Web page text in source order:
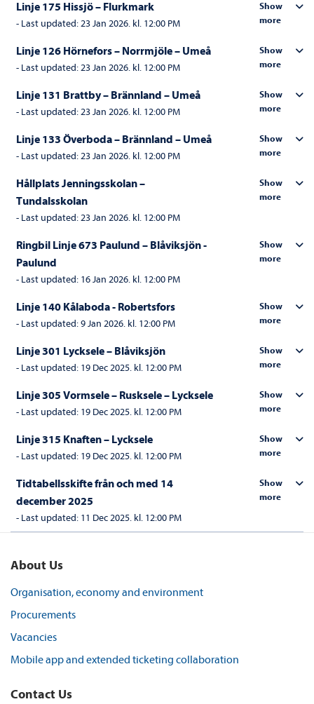
Linje 175 Hissjö – Flurkmark
- Last updated:23 Jan 2026. kl. 12:00 PM
Show
more
Linje 126 Hörnefors – Norrmjöle – Umeå
- Last updated:23 Jan 2026. kl. 12:00 PM
Show
more
Linje 131 Brattby – Brännland – Umeå
- Last updated:23 Jan 2026. kl. 12:00 PM
Show
more
Linje 133 Överboda – Brännland – Umeå
- Last updated:23 Jan 2026. kl. 12:00 PM
Show
more
Hållplats Jenningsskolan –
Tundalsskolan
- Last updated:23 Jan 2026. kl. 12:00 PM
Show
more
Ringbil Linje 673 Paulund – Blåviksjön -
Paulund
- Last updated: 16 Jan 2026. kl. 12:00 PM
Show
more
Linje 140 Kålaboda - Robertsfors
- Last updated:9 Jan 2026. kl. 12:00 PM
Show
more
Linje 301 Lycksele – Blåviksjön
- Last updated: 19 Dec 2025. kl. 12:00 PM
Show
more
Linje 305 Vormsele – Rusksele – Lycksele
- Last updated: 19 Dec 2025. kl. 12:00 PM
Show
more
Linje 315 Knaften – Lycksele
- Last updated: 19 Dec 2025. kl. 12:00 PM
Show
more
Tidtabellsskifte från och med 14
december 2025
- Last updated: 11 Dec 2025. kl. 12:00 PM
Show
more
About Us
Organisation, economy and environment
Procurements
Vacancies
Mobile app and extended ticketing collaboration
Contact Us